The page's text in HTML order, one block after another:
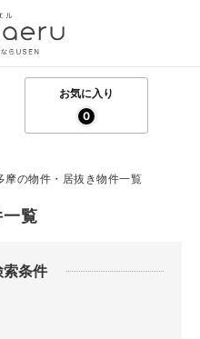
お気に入り
0
摩の物件・居抜き物件一覧
覧
条件